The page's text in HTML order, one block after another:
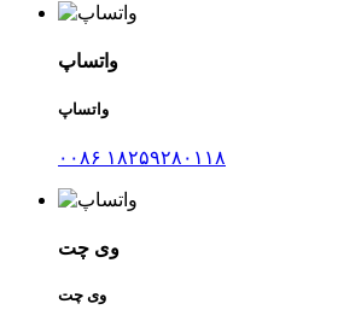
واتساپ
واتساپ
۰۰۸۶ ۱۸۲۵۹۲۸۰۱۱۸
وی چت
وی چت